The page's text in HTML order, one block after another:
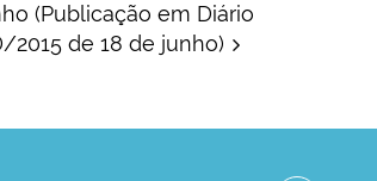
(Publicação em Diário
2015 de 18 de junho)